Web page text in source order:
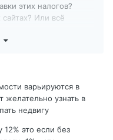
этих налогов?
Или всё
каком-нибудь
стоят услуги
земельной палаты
нового хозяина
0,5 – 0,6 %, где-то -
зависят?
варьируются в
желательно узнать в
недвигу
12% это если без